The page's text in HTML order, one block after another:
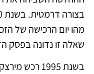
שאלה זו נדונה בפסק
בשנת 1995